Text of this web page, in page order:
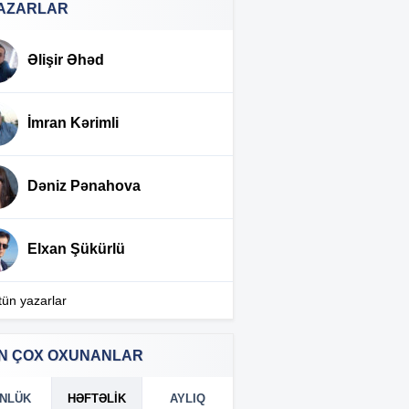
Prezidentdən AZAL-ın sədri ilə
verildi
olundu
ilə təltif etdi
Qaydalar dəyişdi —Açıqlama
gömrüyündə qalıb
Əlişir Əhəd
İmran Kərimli
Dəniz Pənahova
Elxan Şükürlü
yazarlar
ÇOX OXUNANLAR
HƏFTƏLIK AYLIQ